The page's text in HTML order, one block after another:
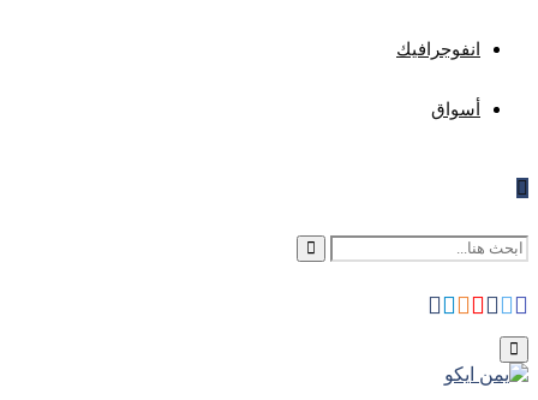
انفوجرافيك
أسواق
Search
for:
Search
Facebook
Twitter
Instagram
Youtube
Rss
Telegram
Whatsapp
Primary
Menu